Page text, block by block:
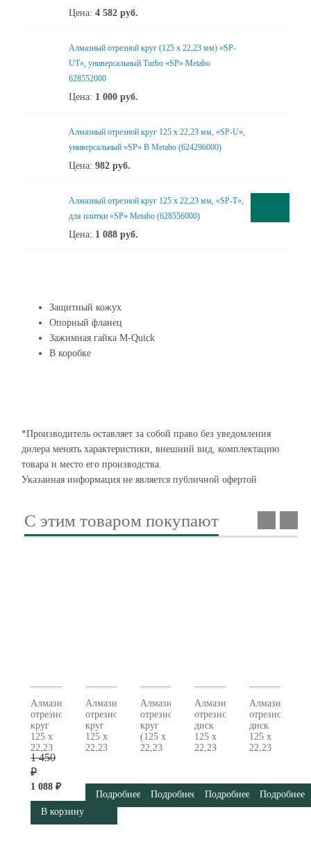
Цена: 4 582 руб.
Алмазный отрезной круг (125 x 22,23 мм) «SP-
UT», универсальный Turbo «SP» Metabo
628552000
Цена: 1 000 руб.
Алмазный отрезной круг 125 x 22,23 мм, «SP-U»,
универсальный «SP» B Metabo (624296000)
Цена: 982 руб.
Алмазный отрезной круг 125 x 22,23 мм, «SP-T»,
для плитки «SP» Metabo (628556000)
Цена: 1 088 руб.
Защитный кожух
Опорный фланец
Зажимная гайка M-Quick
В коробке
*Производитель оставляет за собой право без уведомления
дилера менять характеристики, внешний вид, комплектацию
товара и место его производства.
Указанная информация не является публичной офертой
С этим товаром покупают
Алмазный
отрезной
круг
125 x
22,23
мм,
«SP-
T», для
плитки
«SP»
Metabo
(628556000)
1 450
₽
1 088 ₽
В корзину
Алмазный
отрезной
круг
125 x
22,23
U»,
универсальный
«SP» B
(624296000)
Подробнее
Алмазный
отрезной
круг
(125 x
22,23
UT»,
универсальный
Подробнее
Алмазный
отрезной
диск
125 x
22,23
для
гранита
Подробнее
Алмазный
отрезной
диск
125 x
22,23
для
бетона
Подробнее